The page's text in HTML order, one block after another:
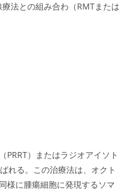
療法との組み合わ（RMTまたは
PRRT）またはラジオアイソト
れる。この治療法は、オクト
様に腫瘍細胞に発現するソマ